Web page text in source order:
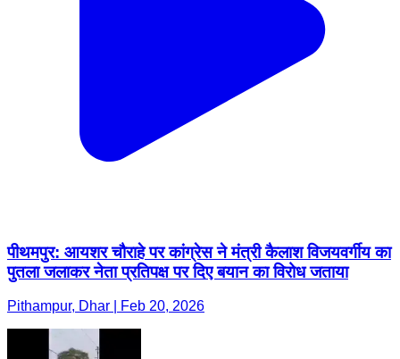
पीथमपुर: आयशर चौराहे पर कांग्रेस ने मंत्री कैलाश विजयवर्गीय का
पुतला जलाकर नेता प्रतिपक्ष पर दिए बयान का विरोध जताया
Pithampur, Dhar | Feb 20, 2026